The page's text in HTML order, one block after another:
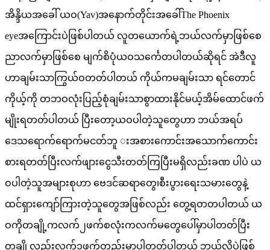
အိန္ဒိယအခေါ် ယဝ(Yav)အနောက်တိုင်းအခေါ်The Phoenix
eyeအကြောင်းပဲဖြစ်ပါတယ် လူတယောက်ရဲ့ဘယ်လက်မှာဖြစ်စေ
ညာလက်မှာဖြစ်စေ မျက်စိပုံယဝသင်္ကေတပါတယ်ဆိုရင် အဲဒီလူ
ဟာချမ်းသာကြွယ်ဝတတ်ပါတယ် ကိုယ်ကမချမ်းသာ ရင်တောင်
ကိုယ့်ကို တဘဝလုံးပြည့်စုံချမ်းသာစွာထားနိုင်မယ့်အိမ်ထောင်ဖက်
မျိုးရတတ်ပါတယ် ပြီးတော့ယဝပါတဲ့သူတွေဟာ ဘယ်အရပ်
ဒေသရောက်ရောက်မငတ်ဘူ းအစားကောင်းအသောက်ကောင်း
စားရတတ်ပြီးလက်ဖျားငွေသီးတတ်ကြပြီးမရှိလည်းခဏ ပါပဲ ယ
ဝပါတဲ့သူအများစုဟာ ဗေဒင်ဆရာတွေ၊စီးပွားရေးသမားတွေနဲ့
ထင်ရှားကျော်ကြားတဲ့သူတွေအဖြစ်လည်း တွေ့ရတတပါတယ် ယ
ဝကိုတချို့ကလက်၂ဖက်စလုံးကလက်မတွေပေါ်မှာပါတတ်ပြီး
တချို့လည်းလက်၁ဖက်တည်းမှာပါတတ်ပါတယ် ဘယ်လိုပဲဖြစ်